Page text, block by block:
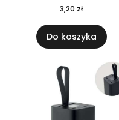
3,20 zł
Do koszyka